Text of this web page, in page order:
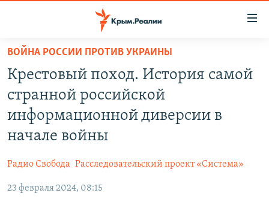
Вернуться
основному
содержанию
Вернутся
главной
Вернутся
СПЕЦПРОЕКТЫ
ГРУЗ 200
КАРТА ВОЕННЫХ ОБЪЕКТОВ КРЫМА
ВОДА
ИНФОГРАФИКА
РАДІО СВОБОДА
КАК ОБОЙТИ БЛОКИРОВКУ
ВОЙНА РОССИИ ПРОТИВ УКРАИНЫ
Крестовый поход. История самой
странной российской
информационной диверсии в
начале войны
Радио Свобода Расследовательский проект «Система»
23 февраля 2024, 08:15